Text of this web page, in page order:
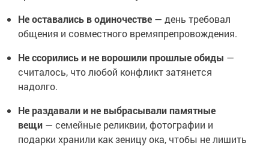
Не оставались в одиночестве — день требовал
общения и совместного времяпрепровождения.
Не ссорились и не ворошили прошлые обиды —
считалось, что любой конфликт затянется
надолго.
Не раздавали и не выбрасывали памятные
вещи — семейные реликвии, фотографии и
подарки хранили как зеницу ока, чтобы не лишить